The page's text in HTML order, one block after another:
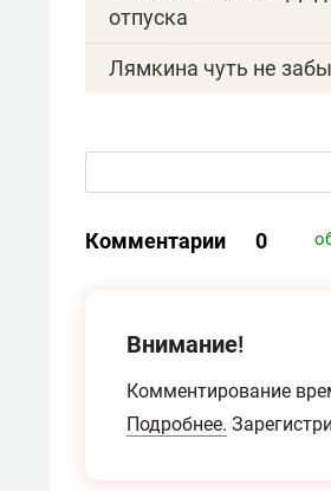
отпуска
Лямкина чуть не
Комментарии 0
Внимание!
Комментирование
Подробнее.